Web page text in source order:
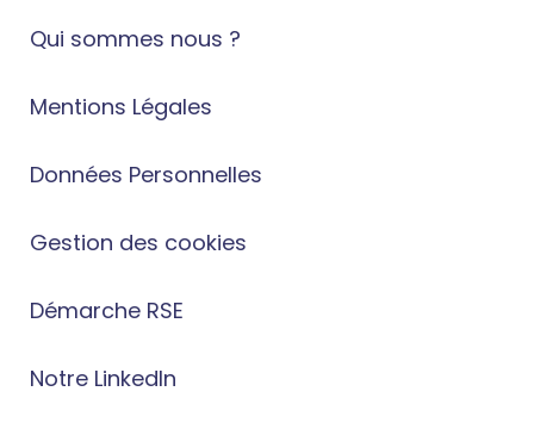
Qui sommes nous ?
Mentions Légales
Données Personnelles
Gestion des cookies
Démarche RSE
Notre LinkedIn